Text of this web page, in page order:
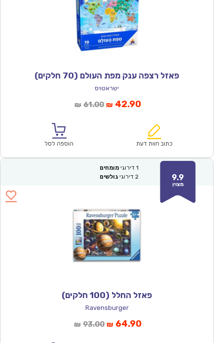
פאזל רצפה ענק מפת העולם (70 חלקים)
ישראטויס
₪ 61.00המחיר
₪61.00.
₪ 42.90המחיר
הוא:
כתוב חוות דעת הוספה לסל
9.9
מצוין
1 דירוגי מומחים
2 דירוגי גולשים
פאזל החלל (100 חלקים)
Ravensburger
₪ 93.00המחיר
₪ 64.90המחיר